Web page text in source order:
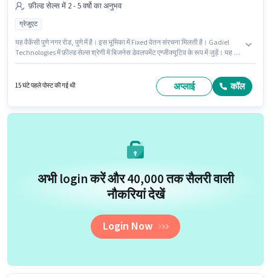
फ़ील्ड सेल्स में 2 - 5 वर्षो का अनुभव
ग्रेजुएट
यह वैकेंसी पुणे नगर रोड, पुणे में है। इस भूमिका में Fixed वेतन संरचना मिलती है। Gadiel
Technologies में फ़ील्ड सेल्स श्रेणी में बिजनेस डेवलपमेंट एग्जीक्यूटिव के रूप में जुड़ें। यह पद
15 घंटे पहले पोस्ट की गई थी अप्लाई कॉल
अभी login करें और ₹40,000 तक सैलरी वाली
नौकरियां देखें
Login Now